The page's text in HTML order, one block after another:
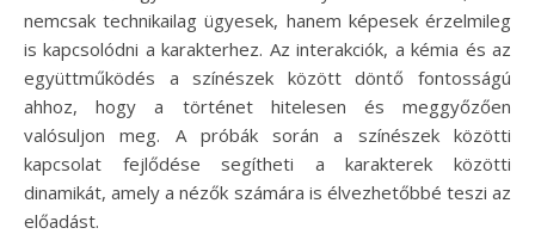
nemcsak technikailag ügyesek, hanem képesek érzelmileg
is kapcsolódni a karakterhez. Az interakciók, a kémia és az
együttműködés a színészek között döntő fontosságú
ahhoz, hogy a történet hitelesen és meggyőzően
valósuljon meg. A próbák során a színészek közötti
kapcsolat fejlődése segítheti a karakterek közötti
dinamikát, amely a nézők számára is élvezhetőbbé teszi az
előadást.